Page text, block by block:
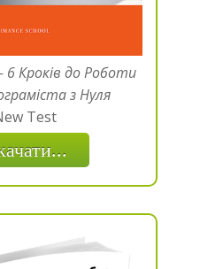
6 Кроків до Роботи
з Нуля
Test